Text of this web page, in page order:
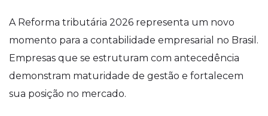
A Reforma tributária 2026 representa um novo
momento para a contabilidade empresarial no Brasil.
Empresas que se estruturam com antecedência
demonstram maturidade de gestão e fortalecem
sua posição no mercado.